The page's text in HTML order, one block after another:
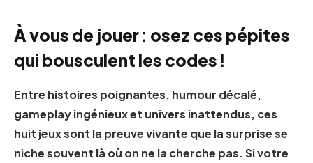
À vous de jouer : osez ces pépites
qui bousculent les codes !
Entre histoires poignantes, humour décalé,
gameplay ingénieux et univers inattendus, ces
huit jeux sont la preuve vivante que la surprise se
niche souvent là où on ne la cherche pas. Si votre